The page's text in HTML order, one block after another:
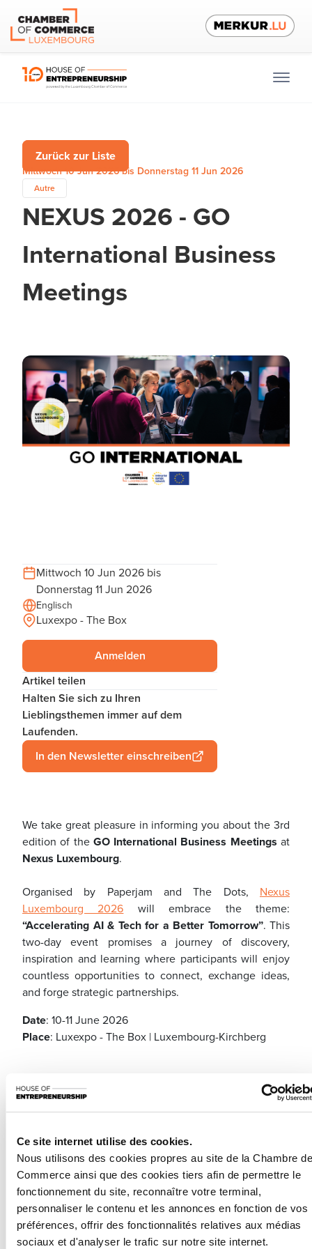
Ce site internet utilise des cookies.
Nous utilisons des cookies propres au site de la Chambre de
Commerce ainsi que des cookies tiers afin de permettre le
fonctionnement du site, reconnaître votre terminal,
personnaliser le contenu et les annonces en fonction de vos
préférences, offrir des fonctionnalités relatives aux médias
sociaux et d'analyser le trafic sur notre site internet.
Zurück zur Liste
Mittwoch 10 Jun 2026 bis Donnerstag 11 Jun 2026
Autre
NEXUS 2026 - GO
International Business
Meetings
Mittwoch 10 Jun 2026 bis
Donnerstag 11 Jun 2026
Englisch
Luxexpo - The Box
Anmelden
Artikel teilen
Halten Sie sich zu Ihren
Lieblingsthemen immer auf dem
Laufenden.
In den Newsletter einschreiben
We take great pleasure in informing you about the 3rd
edition of the GO International Business Meetings at
Nexus Luxembourg.
Organised by Paperjam and The Dots, Nexus
Luxembourg 2026 will embrace the theme:
“Accelerating AI & Tech for a Better Tomorrow”. This
two-day event promises a journey of discovery,
inspiration and learning where participants will enjoy
countless opportunities to connect, exchange ideas,
and forge strategic partnerships.
Date: 10-11 June 2026
Place: Luxexpo - The Box | Luxembourg-Kirchberg
As a premium institutional partner of Nexus
Luxembourg, the Chamber of Commerce and its
Enterprise Europe Network, in collaboration with the
coordinate severalinternational business delegations
Thanks to the GO International Business Meetings,
Luxembourg companies will have the opportunity to
scheduleB2B meetingswithforeign delegations
fostering cross-border collaboration and international